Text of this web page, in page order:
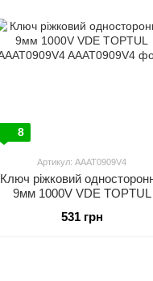
8
Артикул: AAAT0909V4
Ключ ріжковий
9мм 1000V VDE TOPTUL
531 грн